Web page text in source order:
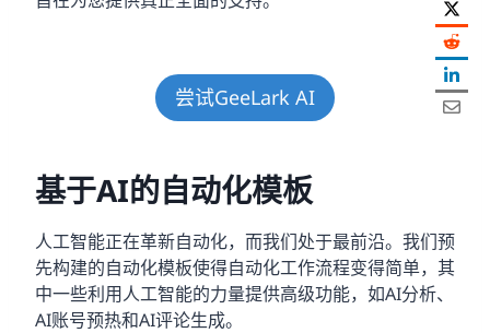
尝试GeeLark AI
基于AI的自动化模板
人工智能正在革新自动化，而我们处于最前沿。我们预
先构建的自动化模板使得自动化工作流程变得简单，其
中一些利用人工智能的力量提供高级功能，如AI分析、
AI账号预热和AI评论生成。